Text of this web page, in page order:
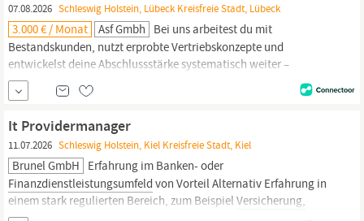
07.08.2026 Schleswig Holstein, Lübeck Kreisfreie Stadt, Lübeck
3.000 € / Monat Asf Gmbh Bei uns arbeitest du mit
Bestandskunden, nutzt erprobte Vertriebskonzepte und
entwickelst deine Abschlussstärke systematisch weiter –
unterstützt durch Coaching, Training und klare Strukturen. Das
bieten wir dir – Vertrieb, der sich lohnt Bei uns steht dein Erfolg im
It Providermanager
11.07.2026 Schleswig Holstein, Kiel Kreisfreie Stadt, Kiel
Brunel GmbH Erfahrung im Banken- oder
Finanzdienstleistungsumfeld von Vorteil Alternativ Erfahrung in
einem stark regulierten Bereich, zum Beispiel Versicherung,
Krankenhaus, Defence oder öffentlicher Sektor Kenntnisse in